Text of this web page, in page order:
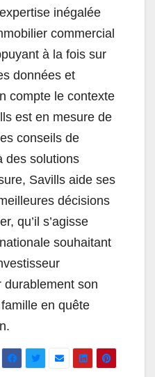
inégalée
commercial
à la fois sur
données et
compte le contexte
est en mesure de
conseils de
des solutions
Savills aide ses
décisions
qu’il s’agisse
souhaitant
durablement son
en quête